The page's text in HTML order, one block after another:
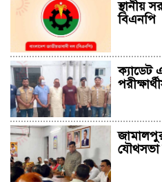
স্থানীয়
বিএনপি
ক্যাডেট
যৌথসভা